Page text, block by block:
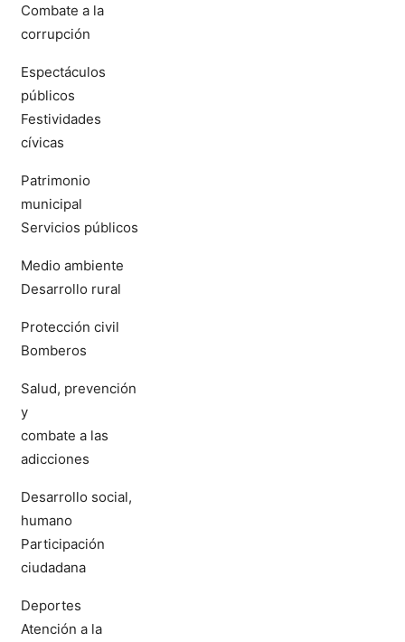
Combate a la
corrupción
Espectáculos
públicos
Festividades
cívicas
Patrimonio
municipal
Servicios públicos
Medio ambiente
Desarrollo rural
Protección civil
Bomberos
Salud, prevención
y
combate a las
adicciones
Desarrollo social,
humano
Participación
ciudadana
Deportes
Atención a la